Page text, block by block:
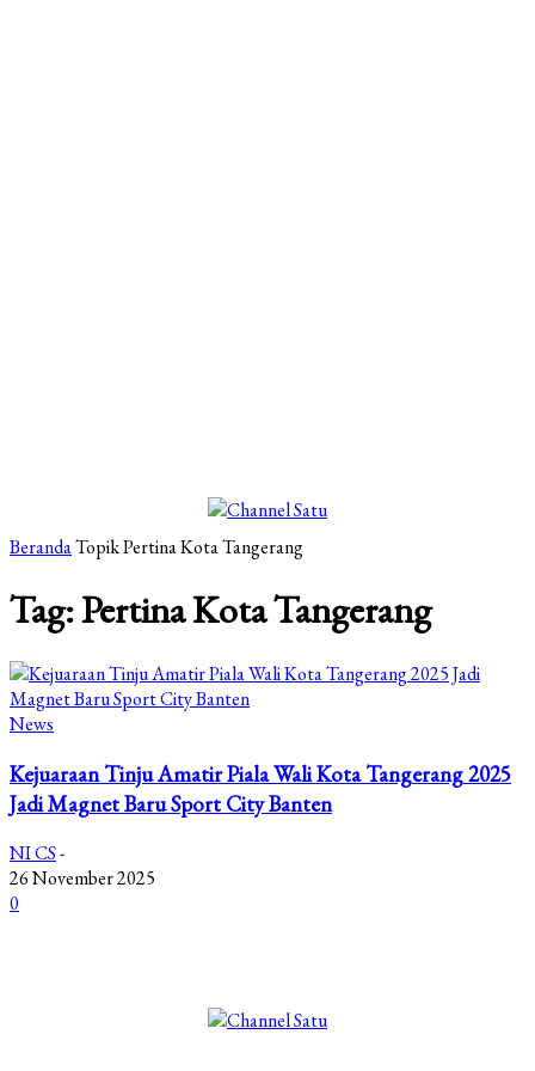
BerandaTopikPertina Kota Tangerang
Tag: Pertina Kota Tangerang
News
Kejuaraan Tinju Amatir Piala Wali Kota Tangerang 2025
Jadi Magnet Baru Sport City Banten
NI CS-
26 November 2025
0